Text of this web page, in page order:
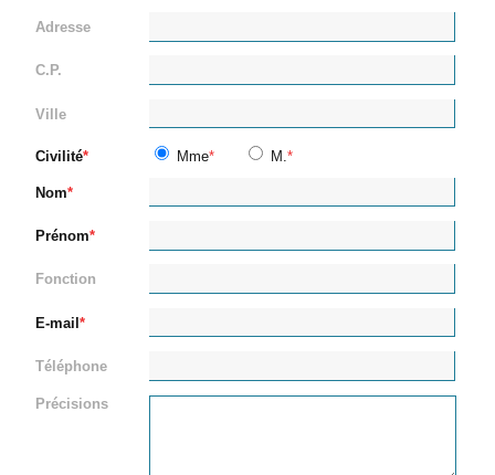
Adresse
C.P.
Ville
Civilité Mme M.
Nom
Prénom
Fonction
E-mail
Téléphone
Précisions